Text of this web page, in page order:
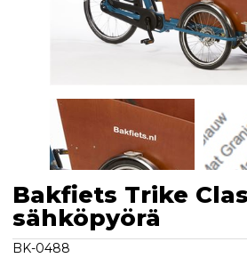
Bakfiets Trike
sähköpyörä
BK-0488